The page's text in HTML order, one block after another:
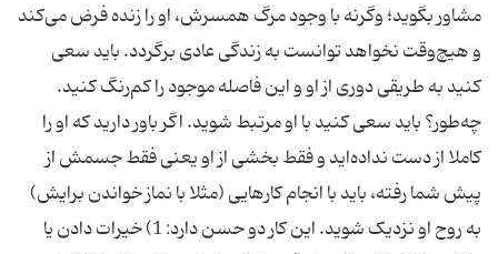
مشاور بگوید؛ وگرنه با وجود مرگ همسرش، او را زنده فرض می‌کند
و هیچ‌وقت نخواهد توانست به زندگی عادی برگردد. باید سعی
کنید به طریقی دوری از او و این فاصله موجود را کم‌رنگ کنید.
چه‌طور؟ باید سعی کنید با او مرتبط شوید. اگر باور دارید که او را
کاملا از دست نداده‌اید و فقط بخشی از او یعنی فقط جسمش از
پیش شما رفته، باید با انجام کارهایی (مثلا با نماز خواندن برایش)
به روح او نزدیک شوید. این کار دو حسن دارد: 1) خیرات دادن یا